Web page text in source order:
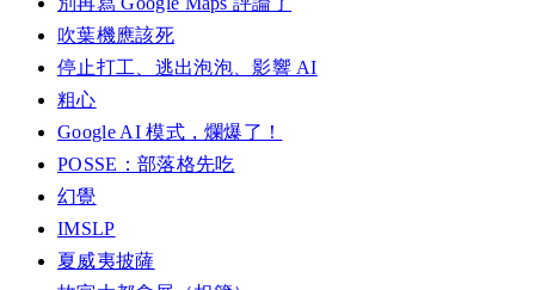
吹葉機應該死
停止打工、逃出泡泡、影響 AI
粗心
Google AI 模式，爛爆了！
POSSE：部落格先吃
幻覺
IMSLP
夏威夷披薩